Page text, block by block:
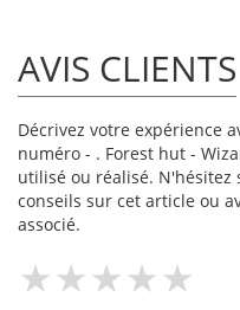
AVIS CLIENTS
Décrivez votre expérience
numéro - . Forest hut -
utilisé ou réalisé. N'hésitez
conseils sur cet article ou
associé.